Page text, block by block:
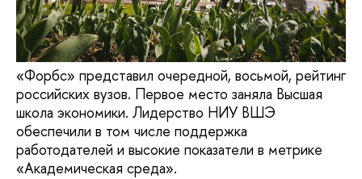
«Форбс» представил очередной, восьмой, рейтинг
российских вузов. Первое место заняла Высшая
школа экономики. Лидерство НИУ ВШЭ
обеспечили в том числе поддержка
работодателей и высокие показатели в метрике
«Академическая среда».